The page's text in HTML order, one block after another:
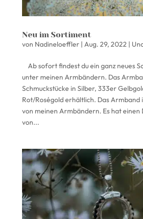
Neu im Sortiment
von Nadineloeffler| Aug. 29, 2022 |
Ab sofort findest du ein ganz neues
unter meinen Armbändern. Das
Schmuckstücke in Silber, 333er
Rot/Roségold erhältlich. Das Armband
von meinen Armbändern. Es hat einen
von...